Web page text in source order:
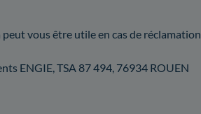
vous être utile en cas de réclamation
ENGIE, TSA 87 494, 76934 ROUEN